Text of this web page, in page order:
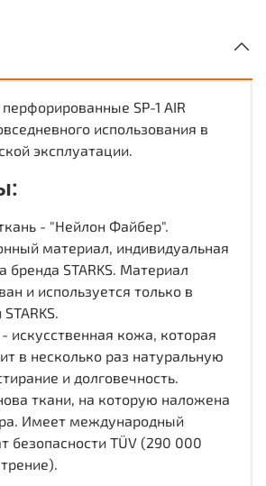
SP-1 AIR
использования в
эксплуатации.
- "Нейлон Файбер".
материал, индивидуальная
бренда STARKS. Материал
и используется только в
искусственная кожа, которая
в несколько раз натуральную
и долговечность.
ткани, на которую наложена
Имеет международный
безопасности TÜV (290 000